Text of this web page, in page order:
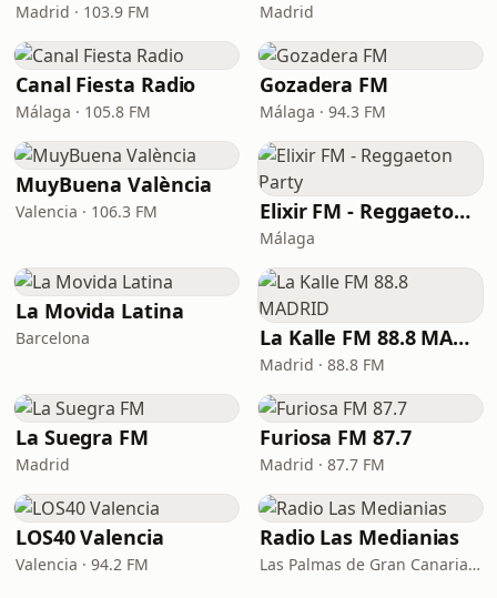
Madrid · 103.9 FM Madrid
Canal Fiesta Radio
Málaga · 105.8 FM
Gozadera FM
Málaga · 94.3 FM
MuyBuena València
Valencia · 106.3 FM Elixir FM - Reggaeton Party
Málaga
La Movida Latina
Barcelona La Kalle FM 88.8 MADRID
Madrid · 88.8 FM
La Suegra FM
Madrid
Furiosa FM 87.7
Madrid · 87.7 FM
LOS40 Valencia
Valencia · 94.2 FM
Radio Las Medianias
Las Palmas de Gran Canaria · 92.2 FM, 100.2 FM, 98.7 FM